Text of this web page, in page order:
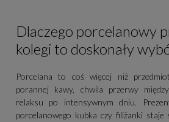
Dlaczego porcelanowy
kolegi to doskonały
Porcelana to coś więcej niż
porannej kawy, chwila przerwy
relaksu po intensywnym dniu.
porcelanowego kubka czy filiżanki staje